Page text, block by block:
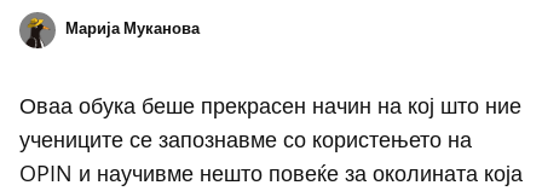
Марија Муканова
Оваа обука беше прекрасен начин на кој што ние
учениците се запознавме со користењето на
OPIN и научивме нешто повеќе за околината која